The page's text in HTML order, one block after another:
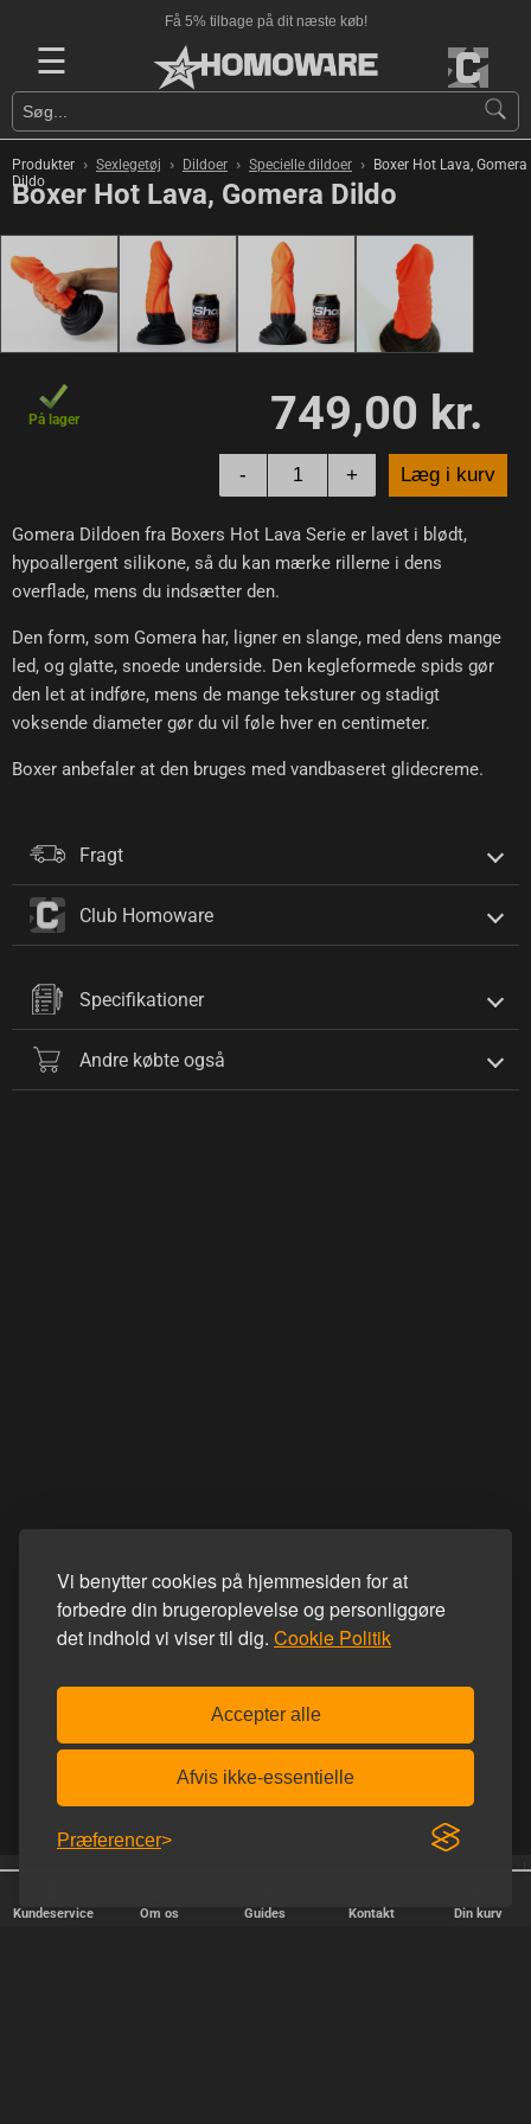
Vi benytter cookies på hjemmesiden for at
forbedre din brugeroplevelse og personliggøre
det indhold vi viser til dig. Cookie Politik
Accepter alle
Afvis ikke-essentielle
Præferencer
Få 5% tilbage på dit næste køb!
☰
Produkter › Sexlegetøj › Dildoer › Specielle dildoer ›
Boxer Hot Lava, Gomera
Dildo
Boxer Hot Lava, Gomera Dildo
På lager 749,00 kr.
- + Læg i kurv
Gomera Dildoen fra Boxers Hot Lava Serie er lavet i blødt,
hypoallergent silikone, så du kan mærke rillerne i dens
overflade, mens du indsætter den.
Den form, som Gomera har, ligner en slange, med dens mange
led, og glatte, snoede underside. Den kegleformede spids gør
den let at indføre, mens de mange teksturer og stadigt
voksende diameter gør du vil føle hver en centimeter.
Boxer anbefaler at den bruges med vandbaseret glidecreme.
Fragt
Club Homoware
Specifikationer
Andre købte også
Kundeservice Om os Guides Kontakt Din kurv